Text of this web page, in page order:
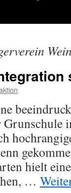
Grunschule
hielt
…